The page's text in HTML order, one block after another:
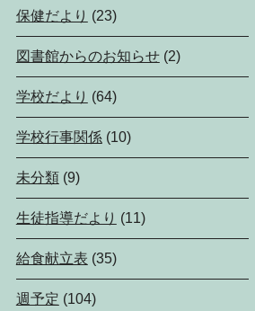
保健だより (23)
図書館からのお知らせ(2)
学校だより (64)
学校行事関係(10)
未分類(9)
生徒指導だより (11)
給食献立表 (35)
週予定 (104)